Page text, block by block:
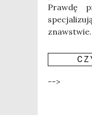
Praw­dę
znaw­stwie.
-->